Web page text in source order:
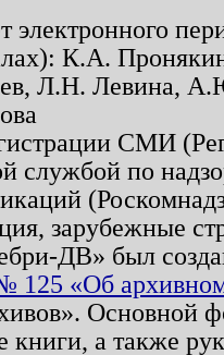
электронного
К.А.
Л.Н. Левина,
СМИ
службой по
зарубежные
ДВ» был
125 «Об
Основной
книги, а также